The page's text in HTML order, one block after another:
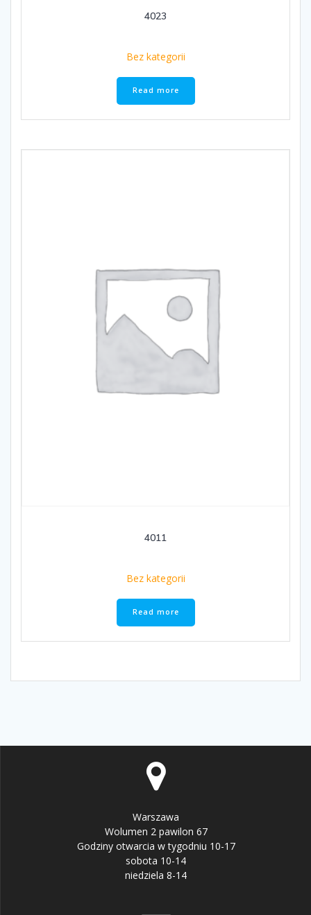
4023
Bez kategorii
Read more
4011
Bez kategorii
Read more
Warszawa
Wolumen 2 pawilon 67
Godziny otwarcia w tygodniu 10-17
sobota 10-14
niedziela 8-14